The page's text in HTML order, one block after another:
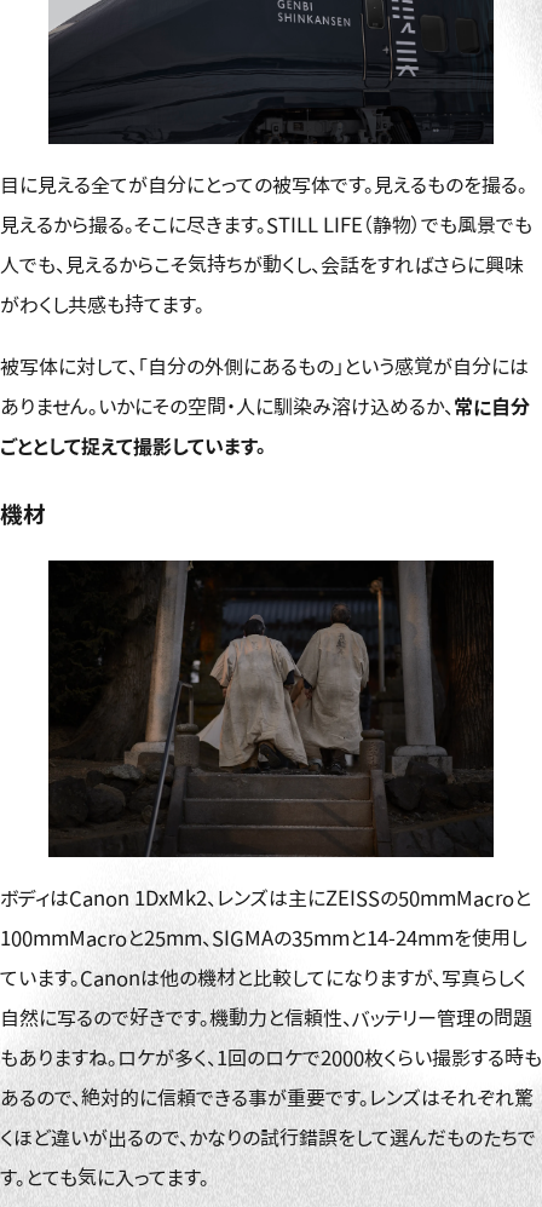
目に見える全てが自分にとっての被写体です。見えるものを撮る。
見えるから撮る。そこに尽きます。STILL LIFE（静物）でも風景でも
人でも、見えるからこそ気持ちが動くし、会話をすればさらに興味
がわくし共感も持てます。
被写体に対して、「自分の外側にあるもの」という感覚が自分には
ありません。いかにその空間・人に馴染み溶け込めるか、 常に自分
ごととして捉えて撮影しています。
機材
ボディはCanon 1DxMk2、レンズは主にZEISSの50mmMacroと
100mmMacroと25mm、SIGMAの35mmと14-24mmを使用し
ています。Canonは他の機材と比較してになりますが、写真らしく
自然に写るので好きです。機動力と信頼性、バッテリー管理の問題
もありますね。ロケが多く、1回のロケで2000枚くらい撮影する時も
あるので、絶対的に信頼できる事が重要です。レンズはそれぞれ驚
くほど違いが出るので、かなりの試行錯誤をして選んだものたちで
す。とても気に入ってます。